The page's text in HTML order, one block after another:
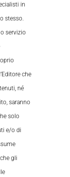
in
stesso.
servizio
che
né
saranno
solo
e/o di
gli